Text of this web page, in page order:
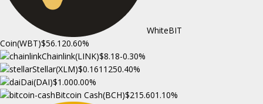
WhiteBIT
Coin(WBT)$56.120.60%
Chainlink(LINK)$8.18-0.30%
Stellar(XLM)$0.1611250.40%
Dai(DAI)$1.000.00%
Bitcoin Cash(BCH)$215.601.10%